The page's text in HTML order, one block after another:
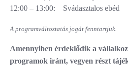
12:00 – 13:00: Svádasztalos ebéd
A programváltoztatás jogát fenntartjuk.
Amennyiben érdeklődik a
programok iránt, vegyen részt